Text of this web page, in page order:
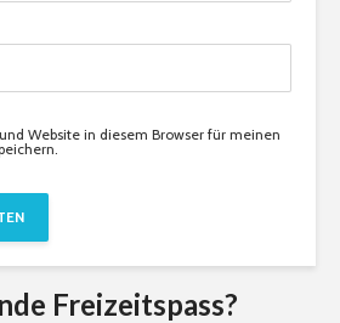
Website in diesem Browser für meinen
Freizeitspass?